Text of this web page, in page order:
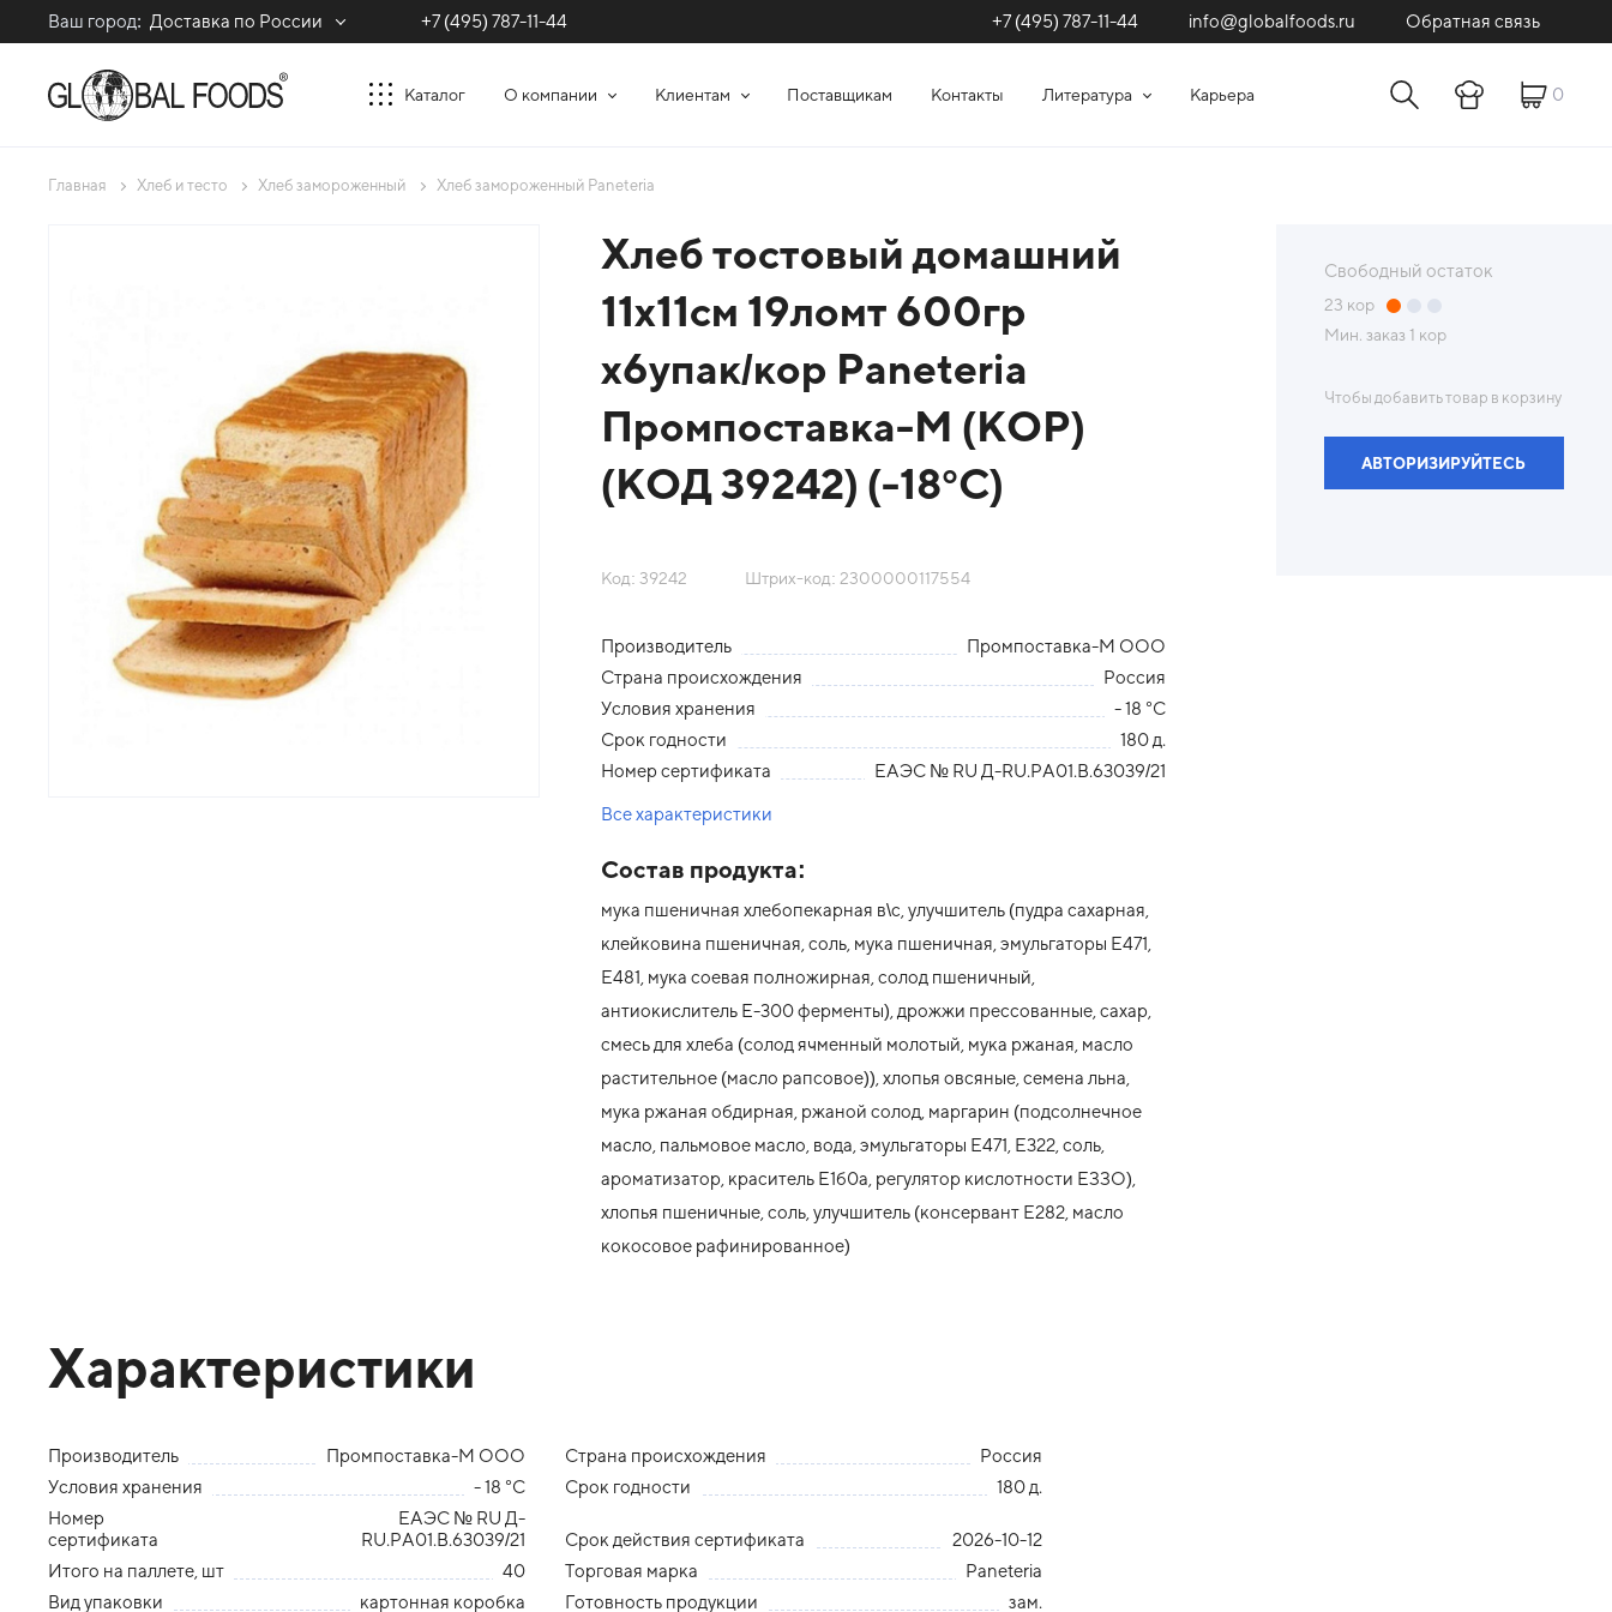
Ваш город: Доставка по России +7 (495) 787-11-44 +7 (495) 787-11-44 info@globalfoods.ru Обратная связь
Каталог О компании Клиентам Поставщикам Контакты Литература Карьера 0
Главная Хлеб и тесто Хлеб замороженный Хлеб замороженный Paneteria
Хлеб тостовый домашний
11х11см 19ломт 600гр
х6упак/кор Paneteria
Промпоставка-М (КОР)
(КОД 39242) (-18°С)
Код: 39242 Штрих-код: 2300000117554
Производитель
Промпоставка-М ООО
Страна происхождения
Россия
Условия хранения
- 18 °С
Срок годности
180 д.
Номер сертификата
ЕАЭС № RU Д-RU.РА01.В.63039/21
Все характеристики
Состав продукта:
мука пшеничная хлебопекарная в\с, улучшитель (пудра сахарная,
клейковина пшеничная, соль, мука пшеничная, эмульгаторы Е471,
Е481, мука соевая полножирная, солод пшеничный,
антиокислитель Е-300 ферменты), дрожжи прессованные, сахар,
смесь для хлеба (солод ячменный молотый, мука ржаная, масло
растительное (масло рапсовое)), хлопья овсяные, семена льна,
мука ржаная обдирная, ржаной солод, маргарин (подсолнечное
масло, пальмовое масло, вода, эмульгаторы Е471, Е322, соль,
ароматизатор, краситель Е1б0а, регулятор кислотности ЕЗЗО),
хлопья пшеничные, соль, улучшитель (консервант Е282, масло
кокосовое рафинированное)
Характеристики
Производитель Промпоставка-М ООО Страна происхождения
Россия
Условия хранения
- 18 °С Срок годности
180 д.
Номер
сертификата
ЕАЭС № RU Д-
RU.РА01.В.63039/21
Срок действия сертификата
2026-10-12
Итого на паллете, шт
40 Торговая марка
Paneteria
Вид упаковки
картонная коробка Готовность продукции зам.
Свободный остаток
23 кор
Мин. заказ 1 кор
Чтобы добавить товар в корзину
АВТОРИЗИРУЙТЕСЬ